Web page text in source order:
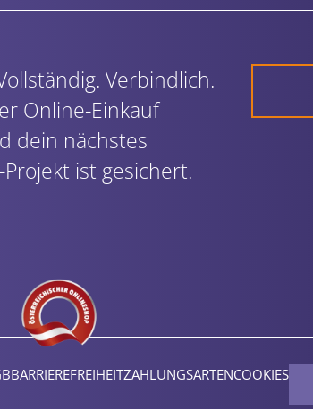
Verbindlich.
Online-Einkauf
dein nächstes
ist gesichert.
BARRIEREFREIHEITZAHLUNGSARTENCOOKIES